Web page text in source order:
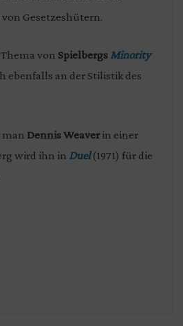
Gesetzeshütern.
von Spielbergs Minority
ebenfalls an der Stilistik des
man Dennis Weaverin einer
wird ihn in Duel(1971) für die